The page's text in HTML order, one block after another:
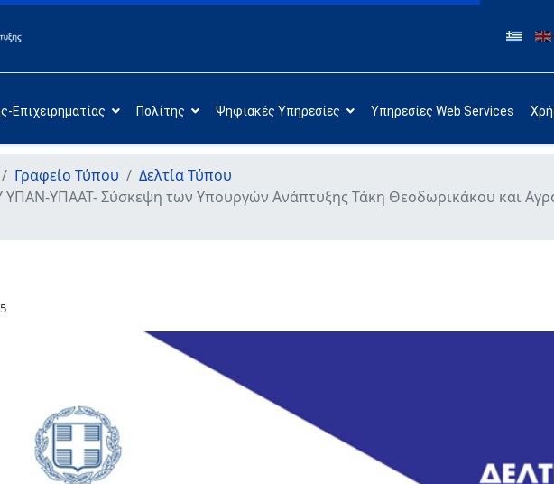
Επιχειρηματίας Πολίτης Ψηφιακές Υπηρεσίες Υπηρεσίες Web Services
Γραφείο Τύπου
Δελτία Τύπου
ΥΠΑΑΤ- Σύσκεψη των Υπουργών Ανάπτυξης Τάκη Θεοδωρικάκου και